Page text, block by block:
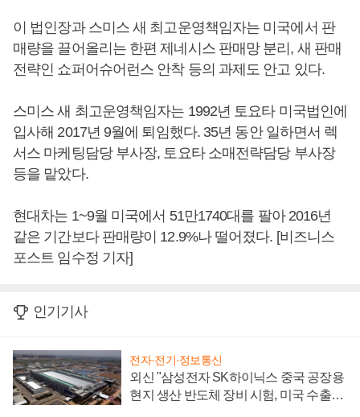
이 법인장과 스미스 새 최고운영책임자는 미국에서 판
매량을 끌어올리는 한편 제네시스 판매망 분리, 새 판매
전략인 쇼퍼어슈어런스 안착 등의 과제도 안고 있다.
스미스 새 최고운영책임자는 1992년 토요타 미국법인에
입사해 2017년 9월에 퇴임했다. 35년 동안 일하면서 렉
서스 마케팅담당 부사장, 토요타 소매전략담당 부사장
등을 맡았다.
현대차는 1~9월 미국에서 51만1740대를 팔아 2016년
같은 기간보다 판매량이 12.9%나 떨어졌다. [비즈니스
포스트 임수정 기자]
인기기사
전자·전기·정보통신
외신 "삼성전자 SK하이닉스 중국 공장용
현지 생산 반도체 장비 시험, 미국 수출통